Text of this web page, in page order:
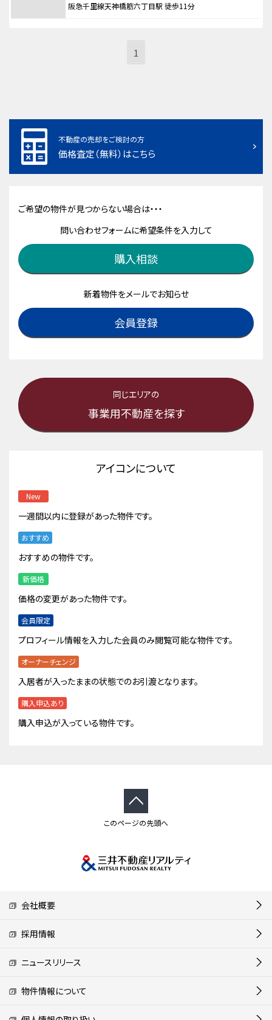
阪急千里線天神橋筋六丁目駅 徒歩11分
1
不動産の売却をご検討の方
価格査定（無料）はこちら
ご希望の物件が見つからない場合は・・・
問い合わせフォームに希望条件を入力して
購入相談
新着物件をメールでお知らせ
会員登録
同じエリアの
事業用不動産を探す
アイコンについて
New
一週間以内に登録があった物件です。
おすすめ
おすすめの物件です。
新価格
価格の変更があった物件です。
会員限定
プロフィール情報を入力した会員のみ閲覧可能な物件です。
オーナーチェンジ
入居者が入ったままの状態でのお引渡となります。
購入申込あり
購入申込が入っている物件です。
このページの先頭へ
会社概要
採用情報
ニュースリリース
物件情報について